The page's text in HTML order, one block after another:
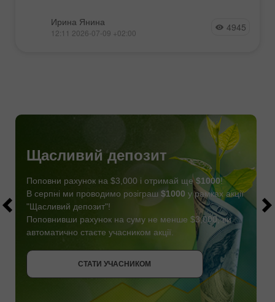
Ирина Янина
12:11 2026-07-09 +02:00 4945
СТАТИ УЧАСНИКОМ
Щасливий депозит
Поповни рахунок на $3,000 і отримай ще$1000!
В серпні ми проводимо розіграш $1000 у рамках акції
"Щасливий депозит"!
Поповнивши рахунок на суму не менше $3,000, ви
автоматично стаєте учасником акції.
СТАТИ УЧАСНИКОМ